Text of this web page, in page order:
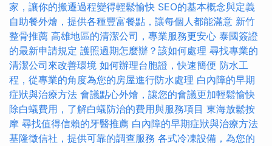
家，讓你的搬遷過程變得輕鬆愉快 SEO的基本概念與定義
自助餐外燴，提供各種豐富餐點，讓每個人都能滿意 新竹
整骨推薦 高雄地區的清潔公司，專業服務更安心 泰國簽證
的最新申請規定 護照過期怎麼辦？該如何處理 尋找專業的
清潔公司來改善環境 如何辦理台胞證，快速簡便 防水工
程，從專業的角度為您的房屋進行防水處理 白內障的早期
症狀與治療方法 會議點心外燴，讓您的會議更加輕鬆愉快
除白蟻費用，了解白蟻防治的費用與服務項目 東海放鬆按
摩 尋找值得信賴的牙醫推薦 白內障的早期症狀與治療方法
基隆徵信社，提供可靠的調查服務 各式冷凍設備，為您的